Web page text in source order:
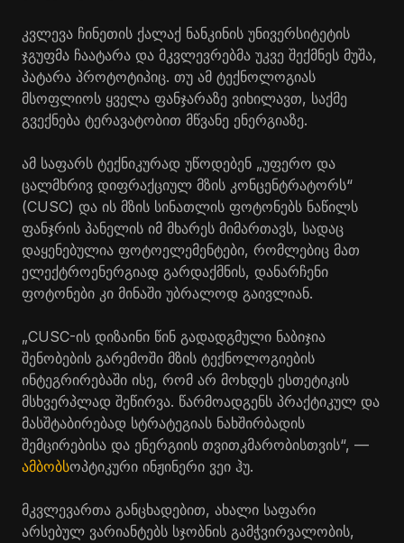
კვლევა ჩინეთის ქალაქ ნანკინის უნივერსიტეტის
ჯგუფმა ჩაატარა და მკვლევრებმა უკვე შექმნეს მუშა,
პატარა პროტოტიპიც. თუ ამ ტექნოლოგიას
მსოფლიოს ყველა ფანჯარაზე ვიხილავთ, საქმე
გვექნება ტერავატობით მწვანე ენერგიაზე.
ამ საფარს ტექნიკურად უწოდებენ „უფერო და
ცალმხრივ დიფრაქციულ მზის კონცენტრატორს“
(CUSC) და ის მზის სინათლის ფოტონებს ნაწილს
ფანჯრის პანელის იმ მხარეს მიმართავს, სადაც
დაყენებულია ფოტოელემენტები, რომლებიც მათ
ელექტროენერგიად გარდაქმნის, დანარჩენი
ფოტონები კი მინაში უბრალოდ გაივლიან.
„CUSC-ის დიზაინი წინ გადადგმული ნაბიჯია
შენობების გარემოში მზის ტექნოლოგიების
ინტეგრირებაში ისე, რომ არ მოხდეს ესთეტიკის
მსხვერპლად შეწირვა. წარმოადგენს პრაქტიკულ და
მასშტაბირებად სტრატეგიას ნახშირბადის
შემცირებისა და ენერგიის თვითკმარობისთვის“, —
ამბობსოპტიკური ინჟინერი ვეი ჰუ.
მკვლევართა განცხადებით, ახალი საფარი
არსებულ ვარიანტებს სჯობნის გამჭვირვალობის,